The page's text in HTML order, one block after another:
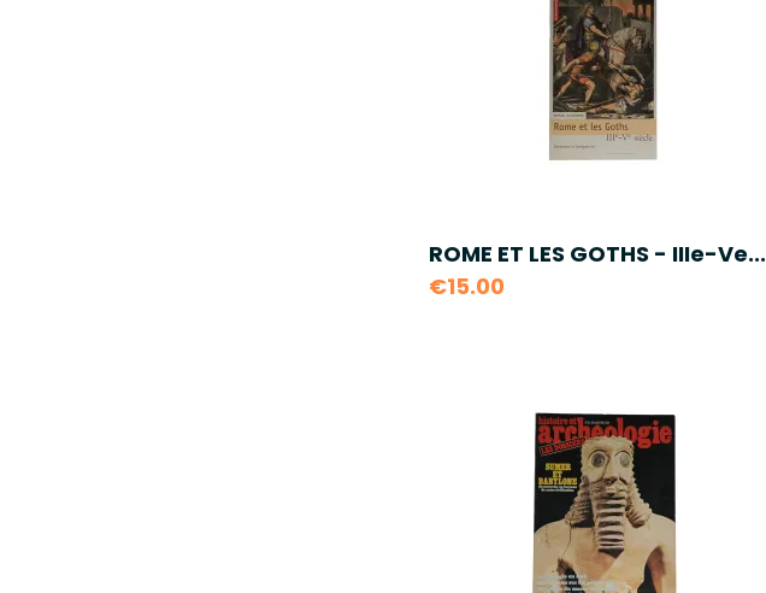
ROME ET LES GOTHS - IIIe-Ve...
€15.00